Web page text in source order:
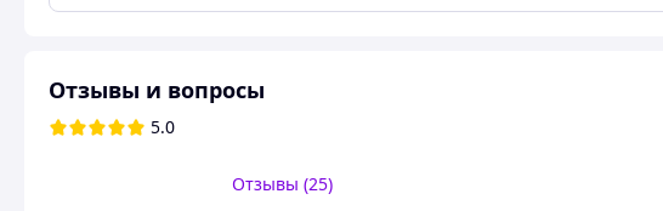
Животное
Коты/кошки
Вид корма
Форма выпуска
Отзывы и вопросы
5.0
Отзывы (25)